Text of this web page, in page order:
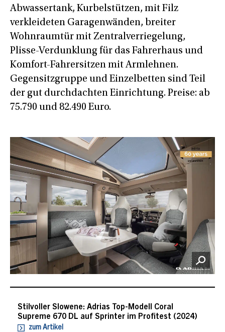
Abwassertank, Kurbelstützen, mit Filz
verkleideten Garagenwänden, breiter
Wohnraumtür mit Zentralverriegelung,
Plisse-Verdunklung für das Fahrerhaus und
Komfort-Fahrersitzen mit Armlehnen.
Gegensitzgruppe und Einzelbetten sind Teil
der gut durchdachten Einrichtung. Preise: ab
75.790 und 82.490 Euro.
Stilvoller Slowene: Adrias Top-Modell Coral
Supreme 670 DL auf Sprinter im Profitest (2024)
zum Artikel